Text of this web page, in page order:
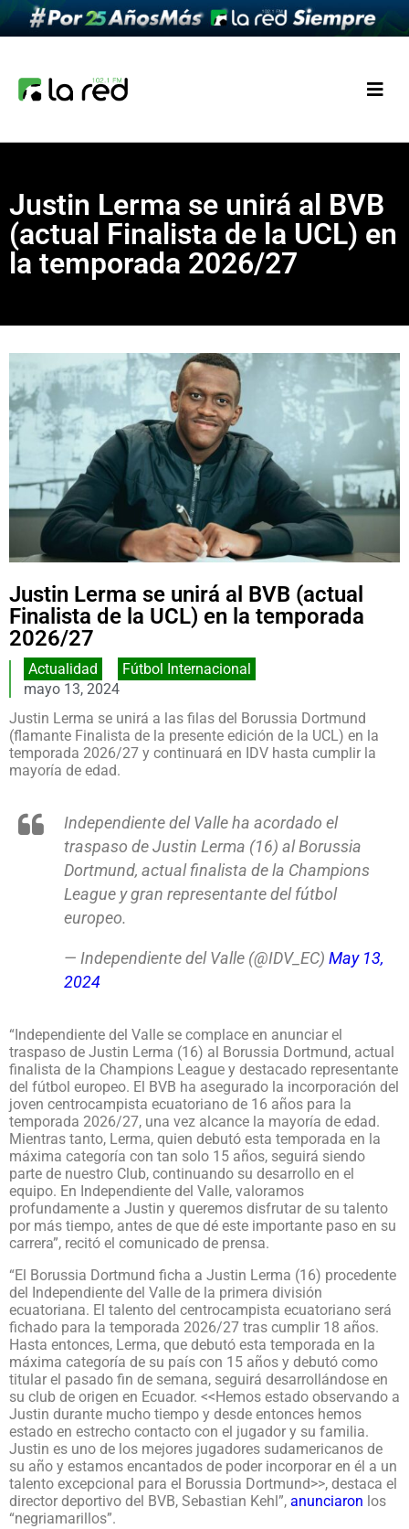
Justin Lerma se unirá al BVB
(actual Finalista de la UCL) en
la temporada 2026/27
Justin Lerma se unirá al BVB (actual
Finalista de la UCL) en la temporada
2026/27
Actualidad
Fútbol Internacional
mayo 13, 2024
Justin Lerma se unirá a las filas del Borussia Dortmund
(flamante Finalista de la presente edición de la UCL) en la
temporada 2026/27 y continuará en IDV hasta cumplir la
mayoría de edad.
Independiente del Valle ha acordado el
traspaso de Justin Lerma (16) al Borussia
Dortmund, actual finalista de la Champions
League y gran representante del fútbol
europeo.
— Independiente del Valle (@IDV_EC) May 13,
2024
“Independiente del Valle se complace en anunciar el
traspaso de Justin Lerma (16) al Borussia Dortmund, actual
finalista de la Champions League y destacado representante
del fútbol europeo. El BVB ha asegurado la incorporación del
joven centrocampista ecuatoriano de 16 años para la
temporada 2026/27, una vez alcance la mayoría de edad.
Mientras tanto, Lerma, quien debutó esta temporada en la
máxima categoría con tan solo 15 años, seguirá siendo
parte de nuestro Club, continuando su desarrollo en el
equipo. En Independiente del Valle, valoramos
profundamente a Justin y queremos disfrutar de su talento
por más tiempo, antes de que dé este importante paso en su
carrera”, recitó el comunicado de prensa.
“El Borussia Dortmund ficha a Justin Lerma (16) procedente
del Independiente del Valle de la primera división
ecuatoriana. El talento del centrocampista ecuatoriano será
fichado para la temporada 2026/27 tras cumplir 18 años.
Hasta entonces, Lerma, que debutó esta temporada en la
máxima categoría de su país con 15 años y debutó como
titular el pasado fin de semana, seguirá desarrollándose en
su club de origen en Ecuador. <<Hemos estado observando a
Justin durante mucho tiempo y desde entonces hemos
estado en estrecho contacto con el jugador y su familia.
Justin es uno de los mejores jugadores sudamericanos de
su año y estamos encantados de poder incorporar en él a un
talento excepcional para el Borussia Dortmund>>, destaca el
director deportivo del BVB, Sebastian Kehl”, anunciaron los
“negriamarillos”.